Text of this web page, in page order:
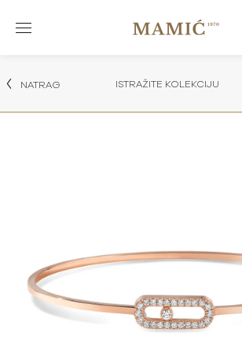
NATRAG ISTRAŽITE KOLEKCIJU